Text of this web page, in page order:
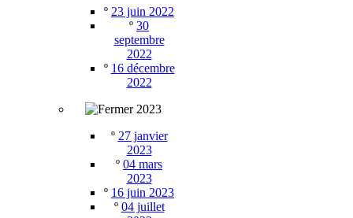
º 23 juin 2022
º 30
septembre
2022
º 16 décembre
2022
2023
º 27 janvier
2023
º 04 mars
2023
º 16 juin 2023
º 04 juillet